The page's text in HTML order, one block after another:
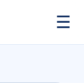
☰